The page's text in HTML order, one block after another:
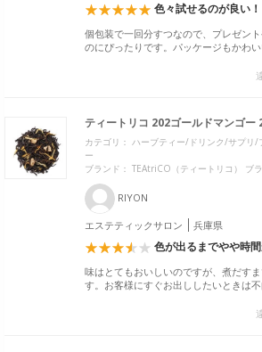
色々試せるのが良い！
個包装で一回分すつなので、プレゼン
のにぴったりです。パッケージもかわい
ティートリコ 202ゴールドマンゴー
カテゴリ： ハーブティー/ドリンク/サプリ/
ー
ブランド： TEAtriCO（ティートリコ） ブ
RIYON
エステティックサロン 兵庫県
色が出るまでやや時
味はとてもおいしいのですが、煮だす
す。お客様にすぐお出ししたいときは不